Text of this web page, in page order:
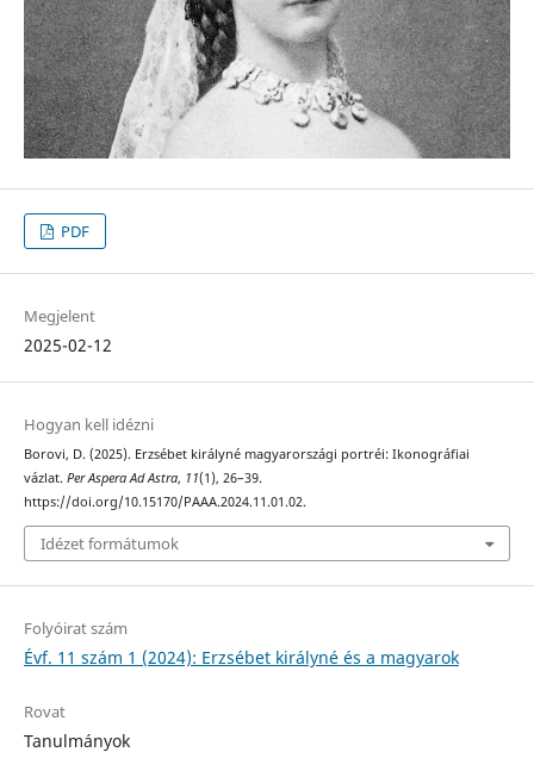
PDF
Megjelent
2025-02-12
Hogyan kell idézni
Borovi, D. (2025). Erzsébet királyné magyarországi portréi: Ikonográfiai
vázlat. Per Aspera Ad Astra, 11(1), 26–39.
https://doi.org/10.15170/PAAA.2024.11.01.02.
Idézet formátumok
Folyóirat szám
Évf. 11 szám 1 (2024): Erzsébet királyné és a magyarok
Rovat
Tanulmányok